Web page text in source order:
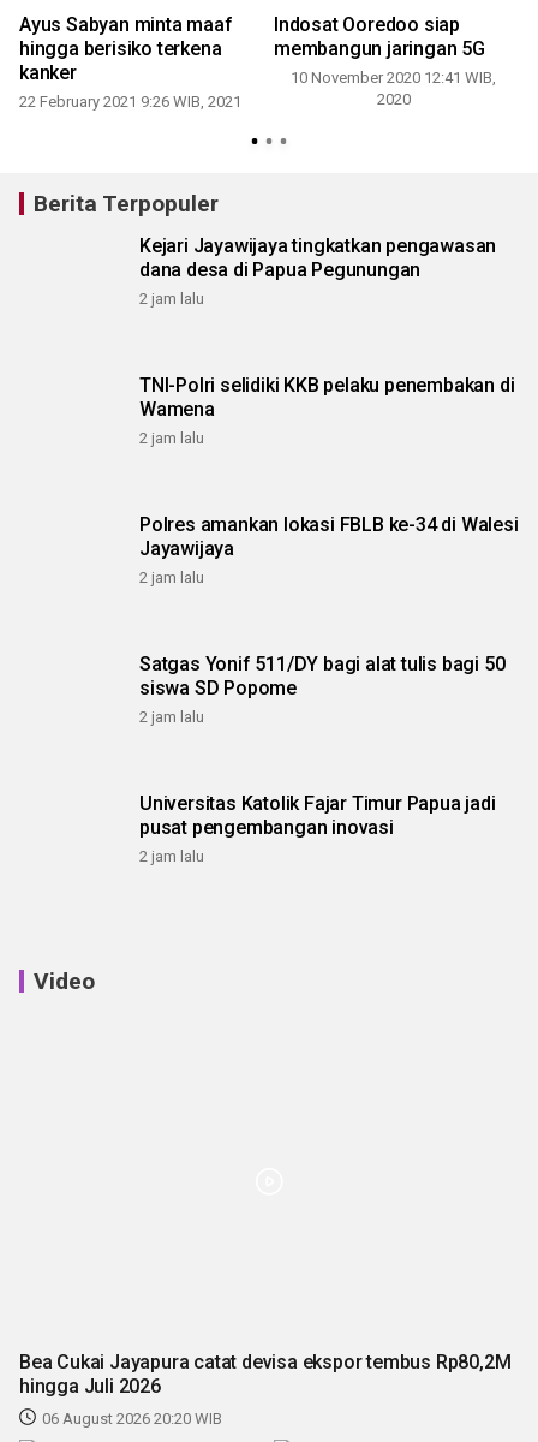
Ayus Sabyan minta maaf
hingga berisiko terkena
kanker
22 February 2021 9:26 WIB, 2021
Indosat Ooredoo siap
membangun jaringan 5G
10 November 2020 12:41 WIB,
2020
Berita Terpopuler
Kejari Jayawijaya tingkatkan pengawasan
dana desa di Papua Pegunungan
2 jam lalu
TNI-Polri selidiki KKB pelaku penembakan di
Wamena
2 jam lalu
Polres amankan lokasi FBLB ke-34 di Walesi
Jayawijaya
2 jam lalu
Satgas Yonif 511/DY bagi alat tulis bagi 50
siswa SD Popome
2 jam lalu
Universitas Katolik Fajar Timur Papua jadi
pusat pengembangan inovasi
2 jam lalu
Video
Bea Cukai Jayapura catat devisa ekspor tembus Rp80,2M
hingga Juli 2026
06 August 2026 20:20 WIB